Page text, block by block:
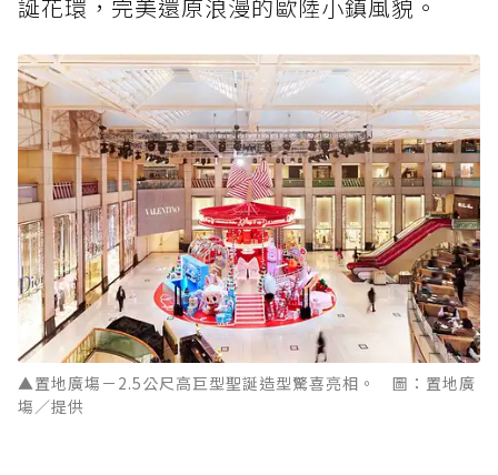
誕花環，完美還原浪漫的歐陸小鎮風貌。
▲置地廣塲－2.5公尺高巨型聖誕造型驚喜亮相。 圖：置地廣
塲／提供